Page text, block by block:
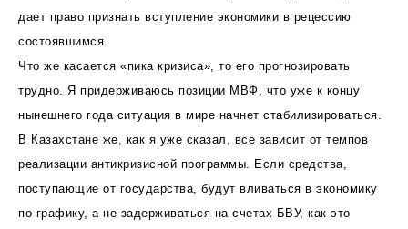
дает право признать вступление экономики в рецессию
состоявшимся.
Что же касается «пика кризиса», то его прогнозировать
трудно. Я придерживаюсь позиции МВФ, что уже к концу
нынешнего года ситуация в мире начнет стабилизироваться.
В Казахстане же, как я уже сказал, все зависит от темпов
реализации антикризисной программы. Если средства,
поступающие от государства, будут вливаться в экономику
по графику, а не задерживаться на счетах БВУ, как это